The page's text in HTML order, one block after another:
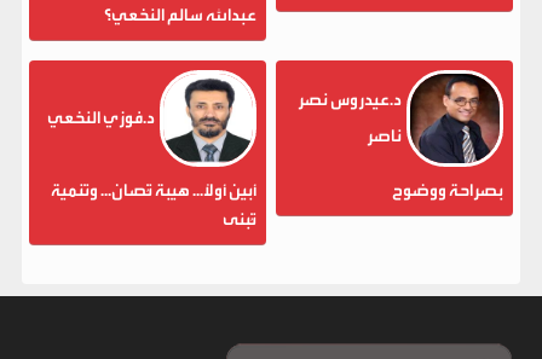
عبدالله سالم النخعي؟
د.عيدروس نصر
ناصر
بصراحة ووضوح
د.فوزي النخعي
أبين أولاً... هيبة تُصان... وتنمية
تُبنى